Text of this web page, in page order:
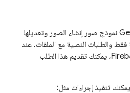
نموذج صور إنشاء الصور وتعديلها
فقط والطلبات النصية مع الملفات. عند
، يمكنك تقديم هذا الطلب
تنفيذ إجراءات مثل: